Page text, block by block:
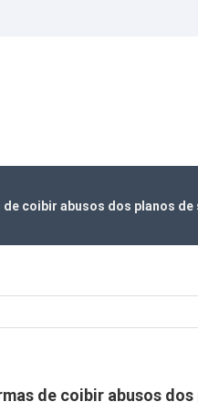
coibir abusos dos planos de
de coibir abusos dos